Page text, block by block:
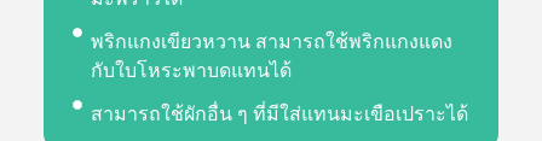
พริกแกงเขียวหวาน สามารถใช้พริกแกงแดง
กับใบโหระพาบดแทนได้
สามารถใช้ผักอื่น ๆ ที่มีใส่แทนมะเขือเปราะได้